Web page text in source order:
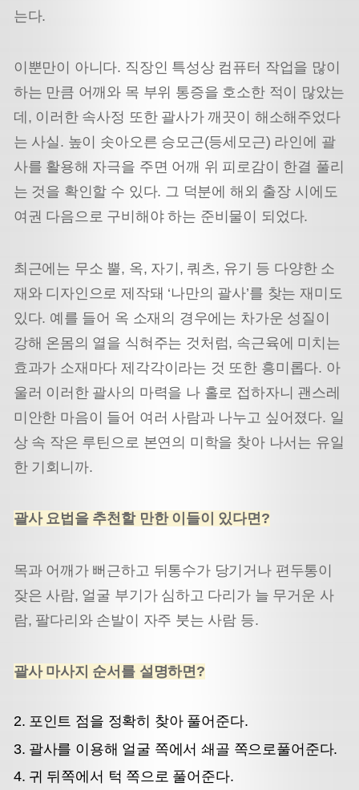
는다.
이뿐만이 아니다. 직장인 특성상 컴퓨터 작업을 많이
하는 만큼 어깨와 목 부위 통증을 호소한 적이 많았는
데, 이러한 속사정 또한 괄사가 깨끗이 해소해주었다
는 사실. 높이 솟아오른 승모근(등세모근) 라인에 괄
사를 활용해 자극을 주면 어깨 위 피로감이 한결 풀리
는 것을 확인할 수 있다. 그 덕분에 해외 출장 시에도
여권 다음으로 구비해야 하는 준비물이 되었다.
최근에는 무소 뿔, 옥, 자기, 쿼츠, 유기 등 다양한 소
재와 디자인으로 제작돼 ‘나만의 괄사’를 찾는 재미도
있다. 예를 들어 옥 소재의 경우에는 차가운 성질이
강해 온몸의 열을 식혀주는 것처럼, 속근육에 미치는
효과가 소재마다 제각각이라는 것 또한 흥미롭다. 아
울러 이러한 괄사의 마력을 나 홀로 접하자니 괜스레
미안한 마음이 들어 여러 사람과 나누고 싶어졌다. 일
상 속 작은 루틴으로 본연의 미학을 찾아 나서는 유일
한 기회니까.
괄사 요법을 추천할 만한 이들이 있다면?
목과 어깨가 뻐근하고 뒤통수가 당기거나 편두통이
잦은 사람, 얼굴 부기가 심하고 다리가 늘 무거운 사
람, 팔다리와 손발이 자주 붓는 사람 등.
괄사 마사지 순서를 설명하면?
포인트 점을 정확히 찾아 풀어준다.
괄사를 이용해 얼굴 쪽에서 쇄골 쪽으로 풀어준다.
귀 뒤쪽에서 턱 쪽으로 풀어준다.